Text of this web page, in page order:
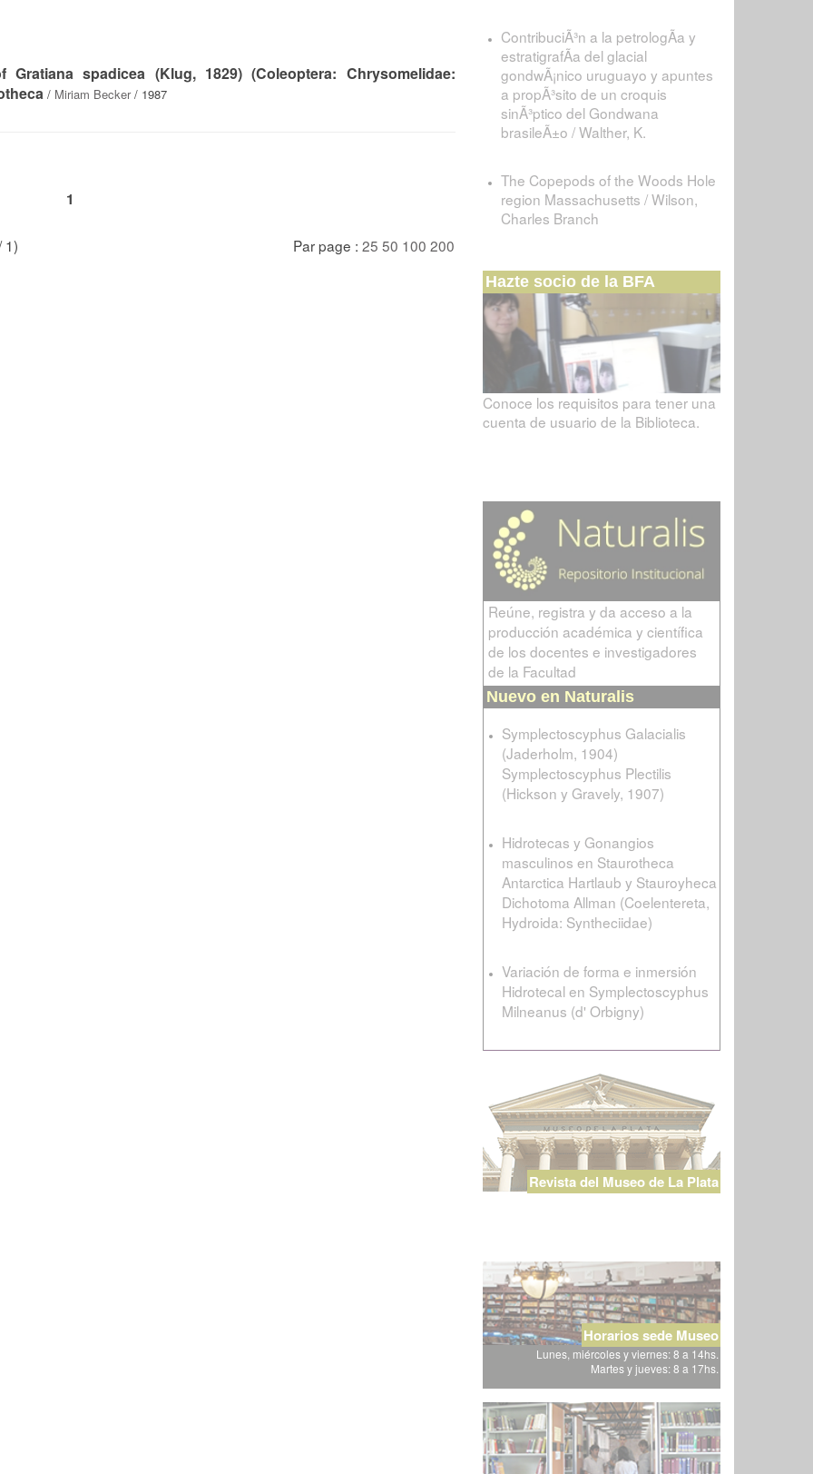
spadicea (Klug, 1829) (Coleoptera: Chrysomelidae:
/ Miriam Becker/ 1987
1
1) Par page : 25 50 100 200
ContribuciÃ³n a la petrologÃ­a y
estratigrafÃ­a del glacial
gondwÃ¡nico uruguayo y apuntes
a propÃ³sito de un croquis
sinÃ³ptico del Gondwana
brasileÃ±o / Walther, K.
The Copepods of the Woods Hole
region Massachusetts / Wilson,
Charles Branch
Hazte socio de la BFA
Conoce los requisitos para tener una
cuenta de usuario de la Biblioteca.
Reúne, registra y da acceso a la
producción académica y científica
de los docentes e investigadores
de la Facultad
Nuevo en Naturalis
Symplectoscyphus Galacialis
(Jaderholm, 1904)
Symplectoscyphus Plectilis
(Hickson y Gravely, 1907)
Hidrotecas y Gonangios
masculinos en Staurotheca
Antarctica Hartlaub y Stauroyheca
Dichotoma Allman (Coelentereta,
Hydroida: Syntheciidae)
Variación de forma e inmersión
Hidrotecal en Symplectoscyphus
Milneanus (d' Orbigny)
Revista del Museo de La Plata
Horarios sede Museo
Lunes, miércoles y viernes: 8 a 14hs.
Martes y jueves: 8 a 17hs.